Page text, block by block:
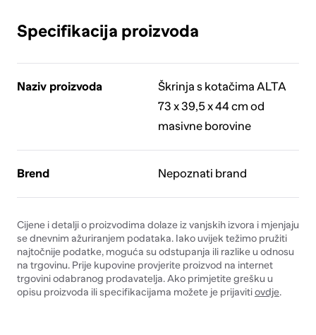
Specifikacija proizvoda
Naziv proizvoda
Škrinja s kotačima ALTA
73 x 39,5 x 44 cm od
masivne borovine
Brend Nepoznati brand
Cijene i detalji o proizvodima dolaze iz vanjskih izvora i mjenjaju
se dnevnim ažuriranjem podataka. Iako uvijek težimo pružiti
najtočnije podatke, moguća su odstupanja ili razlike u odnosu
na trgovinu. Prije kupovine provjerite proizvod na internet
trgovini odabranog prodavatelja. Ako primjetite grešku u
opisu proizvoda ili specifikacijama možete je prijavitiovdje.